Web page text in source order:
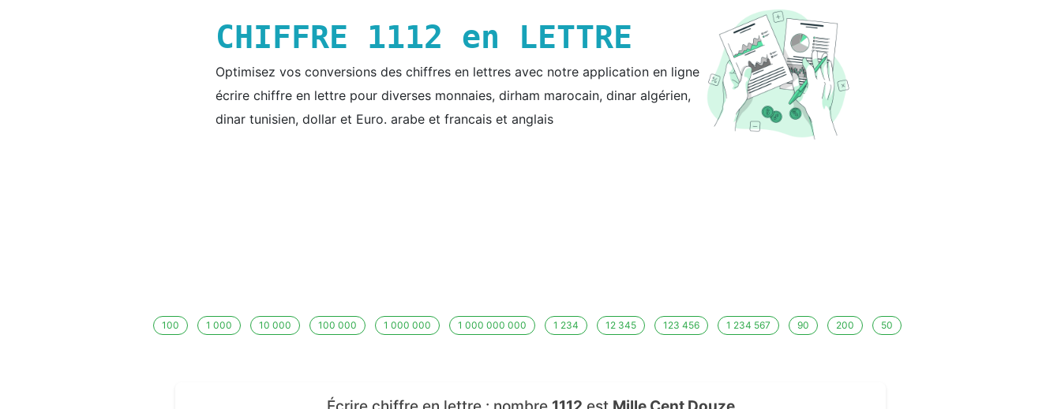
CHIFFRE 1112 en LETTRE
Optimisez vos conversions des chiffres en lettres avec notre application en ligne
écrire chiffre en lettre pour diverses monnaies, dirham marocain, dinar algérien,
dinar tunisien, dollar et Euro. arabe et francais et anglais
100 1 000 10 000 100 000 1 000 000 1 000 000 000 1 234 12 345 123 456 1 234 567 90 200 50